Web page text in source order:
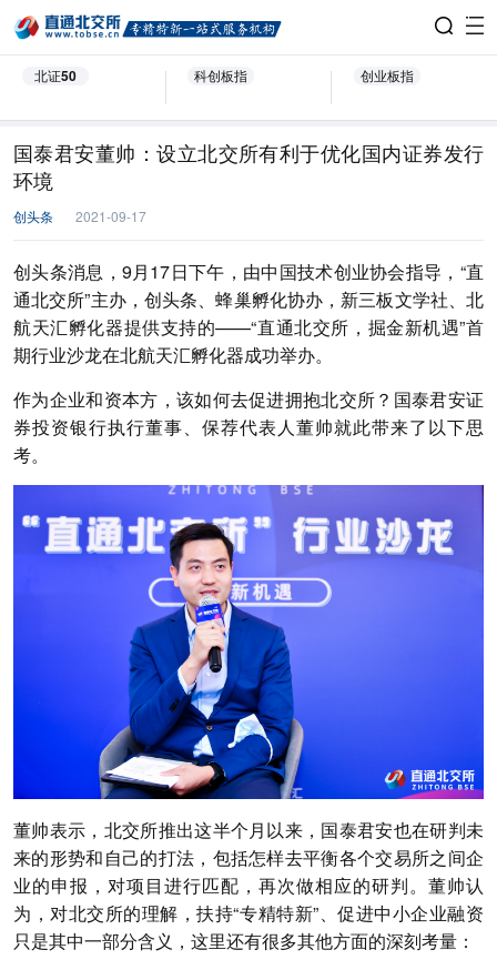
北证50 科创板指 创业板指
国泰君安董帅：设立北交所有利于优化国内证券发行
环境
创头条 2021-09-17
创头条消息，9月17日下午，由中国技术创业协会指导，“直
通北交所”主办，创头条、蜂巢孵化协办，新三板文学社、北
航天汇孵化器提供支持的——“直通北交所，掘金新机遇”首
期行业沙龙在北航天汇孵化器成功举办。
作为企业和资本方，该如何去促进拥抱北交所？国泰君安证
券投资银行执行董事、保荐代表人董帅就此带来了以下思
考。
董帅表示，北交所推出这半个月以来，国泰君安也在研判未
来的形势和自己的打法，包括怎样去平衡各个交易所之间企
业的申报，对项目进行匹配，再次做相应的研判。董帅认
为，对北交所的理解，扶持“专精特新”、促进中小企业融资
只是其中一部分含义，这里还有很多其他方面的深刻考量：